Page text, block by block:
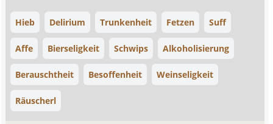
Hieb Delirium Trunkenheit Fetzen Suff
Affe Bierseligkeit Schwips Alkoholisierung
Berauschtheit Besoffenheit Weinseligkeit
Räuscherl